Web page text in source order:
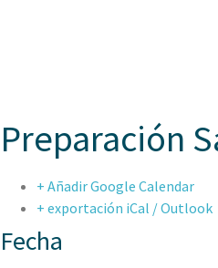
Preparación
+ Añadir Google Calendar
+ exportación iCal / Outlook
Fecha